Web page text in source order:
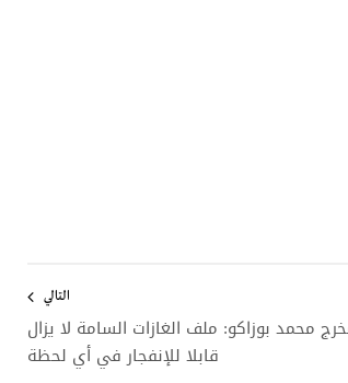
التالي
محمد بوزاكو: ملف الغازات السامة لا يزال
قابلا للإنفجار في أي لحظة